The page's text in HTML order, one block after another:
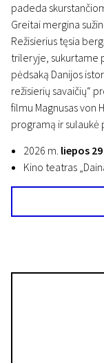
padeda
Greitai mergina
Režisierius tęsia
trileryje, sukurtame
pėdsaką Danijos
režisierių savaičių“
filmu Magnusas von
programą ir sulaukė
2026 m. liepos
Kino teatras